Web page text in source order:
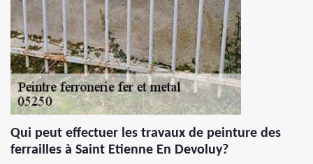
Qui peut effectuer les travaux de peinture des
ferrailles à Saint Etienne En Devoluy?